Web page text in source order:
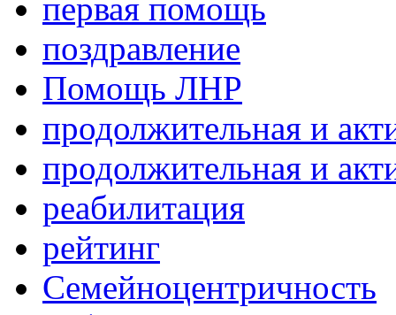
первая помощь
поздравление
Помощь ЛНР
продолжительная и
продолжительная и
реабилитация
рейтинг
Семейноцентричность